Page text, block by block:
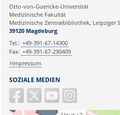
SOZIALE MEDIEN
Otto-von-Guericke-Universität
Medizinische Fakultät
Medizinische Zentralbibliothek, Leipziger
39120 Magdeburg
Tel.: +49-391-67-14300
Fax: +49-391-67-290409
Impressum